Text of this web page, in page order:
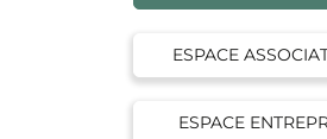
ESPACE
ESPACE